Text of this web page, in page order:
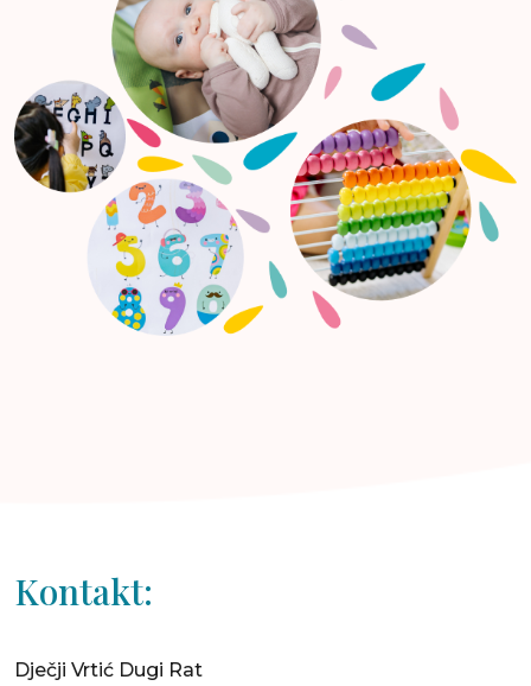
Kontakt:
Dječji Vrtić Dugi Rat